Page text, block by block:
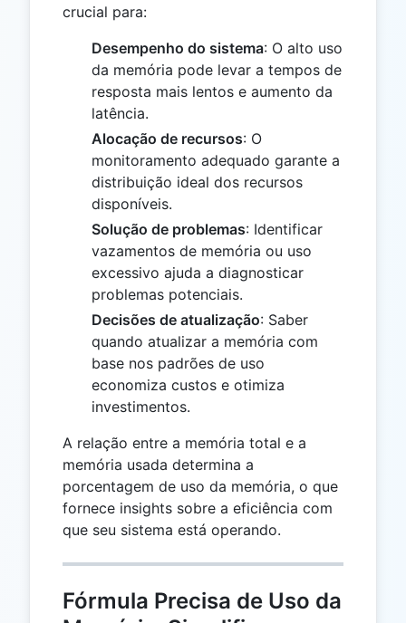
crucial para:
Desempenho do sistema: O alto uso
da memória pode levar a tempos de
resposta mais lentos e aumento da
latência.
Alocação de recursos: O
monitoramento adequado garante a
distribuição ideal dos recursos
disponíveis.
Solução de problemas: Identificar
vazamentos de memória ou uso
excessivo ajuda a diagnosticar
problemas potenciais.
Decisões de atualização: Saber
quando atualizar a memória com
base nos padrões de uso
economiza custos e otimiza
investimentos.
A relação entre a memória total e a
memória usada determina a
porcentagem de uso da memória, o que
fornece insights sobre a eficiência com
que seu sistema está operando.
Fórmula Precisa de Uso da